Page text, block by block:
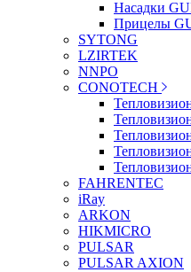
Насадки
Прицелы
SYTONG
LZIRTEK
NNPO
CONOTECH
FAHRENTEC
iRay
ARKON
HIKMICRO
PULSAR
PULSAR AXION